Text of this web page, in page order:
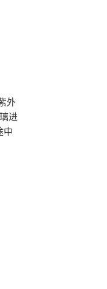
外
进
中